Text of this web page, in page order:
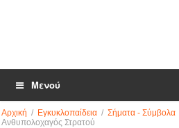
Μενού
Αρχική / Εγκυκλοπαίδεια / Σήματα - Σύμβολα
Ανθυπολοχαγός Στρατού